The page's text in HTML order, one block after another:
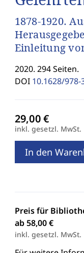
1878-1920.
Einleitung
2020. 294 Seiten.
DOI 10.1628/978-
inkl. gesetzl. MwSt.
In den
Preis für
ab 58,00 €
inkl. gesetzl. MwSt.